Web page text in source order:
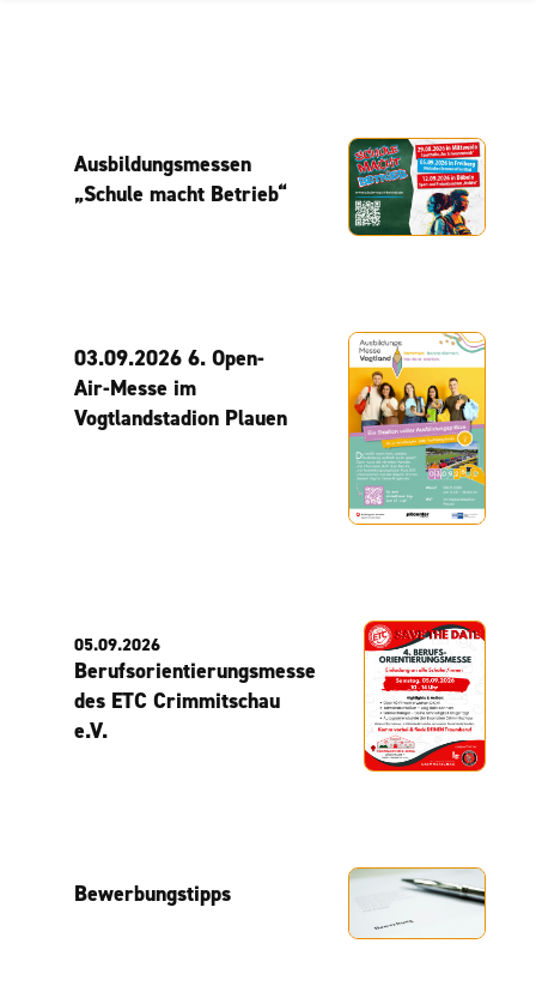
Ausbildungsmessen
„Schule macht Betrieb“
03.09.2026 6. Open-
Air-Messe im
Vogtlandstadion Plauen
05.09.2026
Berufsorientierungsmesse
des ETC Crimmitschau
e.V.
Bewerbungstipps